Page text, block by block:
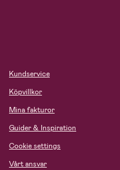
Kundservice
Köpvillkor
Mina fakturor
Guider & Inspiration
Cookie settings
Vårt ansvar